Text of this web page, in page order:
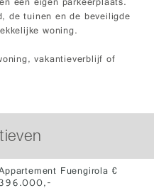
de tuinen en de beveiligde
woning.
vakantieverblijf of
Fuengirola €
396.000,-